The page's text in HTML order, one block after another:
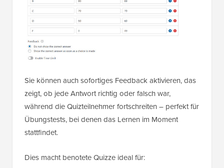
Sie können auch sofortiges Feedback aktivieren, das
zeigt, ob jede Antwort richtig oder falsch war,
während die Quizteilnehmer fortschreiten – perfekt für
Übungstests, bei denen das Lernen im Moment
stattfindet.
Dies macht benotete Quizze ideal für: